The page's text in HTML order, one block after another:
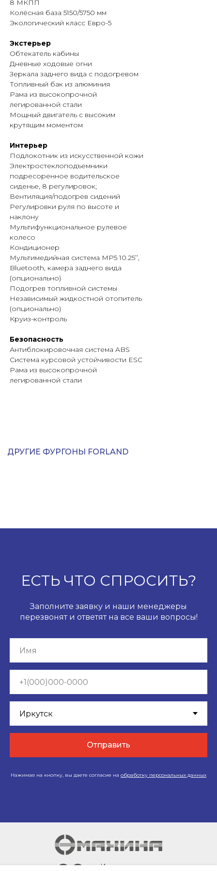
формулой 4×2, обеспечивающей
стабильную эксплуатацию в
городском транспортном цикле.
Фургон предназначен для перевозки
различных грузов и обеспечивает
базовую защиту содержимого при
транспортировке. Конструкция
шасси рассчитана на регулярную
эксплуатацию в условиях
коммерческих перевозок.
Кабина рассчитана на ежедневную
условия эксплуатации водителя при
регулярных маршрутах.
Компания «МАХИНА» предлагает
купить Forland 12 в Иркутске.
Специалисты предоставят
информацию о стоимости,
комплектации, наличии техники,
лизинге и порядке оформления. В
Иркутске также доступны сервисное
обслуживание и приобретение
запасных частей.
8 МКПП
Колёсная база 5150/5750 мм
Экологический класс Евро-5
Экстерьер
Обтекатель кабины
Дневные ходовые огни
Зеркала заднего вида с подогревом
Топливный бак из алюминия
Рама из высокопрочной
легированной стали
Мощный двигатель с высоким
крутящим моментом
Интерьер
Подлокотник из искусственной кожи
Электростеклоподъемники
подресоренное водительское
сиденье, 8 регулировок;
Вентиляция/подогрев сидений
Регулировки руля по высоте и
наклону
Мультифункциональное рулевое
колесо
Кондиционер
Мультимедийная система MP5 10.25’’,
Bluetooth, камера заднего вида
(опционально)
Подогрев топливной системы
Независимый жидкостной отопитель
(опционально)
Круиз-контроль
Безопасность
Антиблокировочная система ABS
Система курсовой устойчивости ESC
Рама из высокопрочной
легированной стали
ДРУГИЕ ФУРГОНЫ FORLAND
ЕСТЬ ЧТО СПРОСИТЬ?
Заполните заявку и наши менеджеры
перезвонят и ответят на все ваши вопросы!
Отправить
Нажимая на кнопку, вы даете согласие на обработку персональных данных
г. Иркутск,